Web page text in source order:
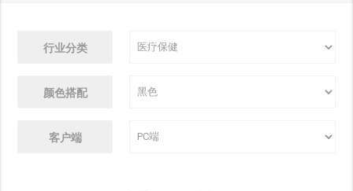
行业分类
颜色搭配
客户端